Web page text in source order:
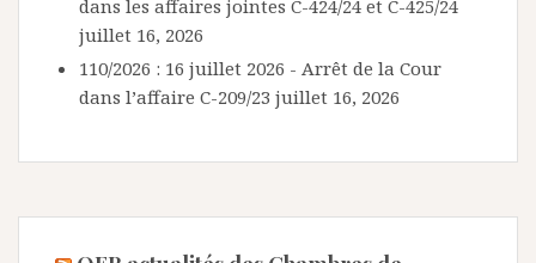
dans les affaires jointes C-424/24 et C-425/24
juillet 16, 2026
110/2026 : 16 juillet 2026 - Arrêt de la Cour
dans l’affaire C-209/23 juillet 16, 2026